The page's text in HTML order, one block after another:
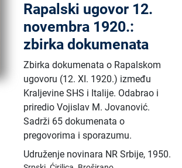
Rapalski ugovor 12.
novembra 1920.:
zbirka dokumenata
Zbirka dokumenata o Rapalskom
ugovoru (12. XI. 1920.) između
Kraljevine SHS i Italije. Odabrao i
priredio Vojislav M. Jovanović.
Sadrži 65 dokumenata o
pregovorima i sporazumu.
Udruženje novinara NR Srbije, 1950.